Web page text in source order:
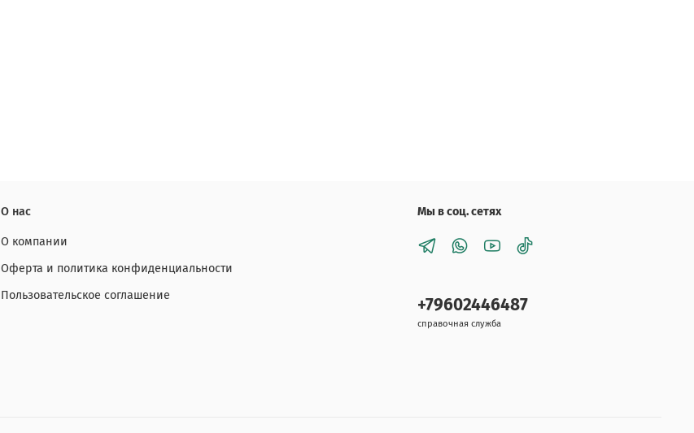
О нас
О компании
Оферта и политика конфиденциальности
Пользовательское соглашение
Мы в соц. сетях
+79602446487
справочная служба